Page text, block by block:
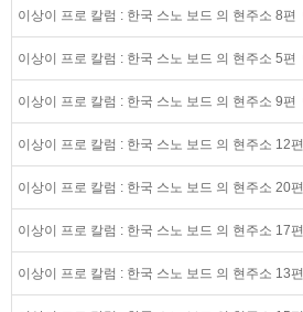
이상이 프로 칼럼 : 한국 스노 보드 의 현주소 8편
이상이 프로 칼럼 : 한국 스노 보드 의 현주소 5편
이상이 프로 칼럼 : 한국 스노 보드 의 현주소 9편
이상이 프로 칼럼 : 한국 스노 보드 의 현주소 12편
이상이 프로 칼럼 : 한국 스노 보드 의 현주소 20편
이상이 프로 칼럼 : 한국 스노 보드 의 현주소 17편
이상이 프로 칼럼 : 한국 스노 보드 의 현주소 13편